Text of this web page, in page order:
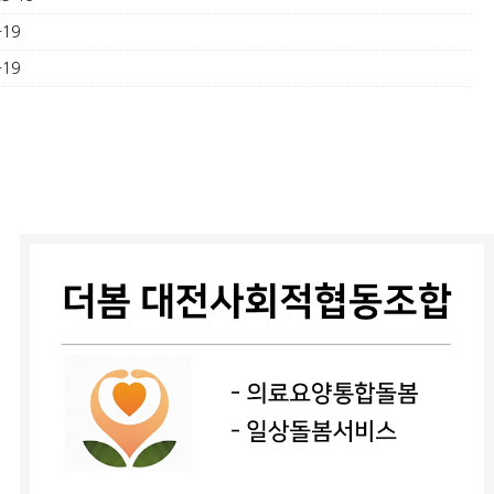
19
19